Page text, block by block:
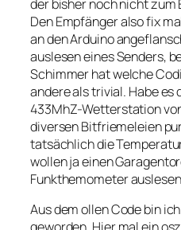
der bisher noch nicht zum
Den Empfänger also fix
an den Arduino
auslesen eines Senders,
Schimmer hat welche
andere als trivial. Habe
433MhZ-Wetterstation
diversen Bitfriemeleien
tatsächlich die
wollen ja einen
Funkthemometer
Aus dem ollen Code bin